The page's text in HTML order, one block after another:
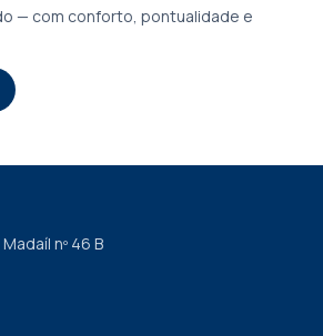
— com conforto, pontualidade e
nº 46 B